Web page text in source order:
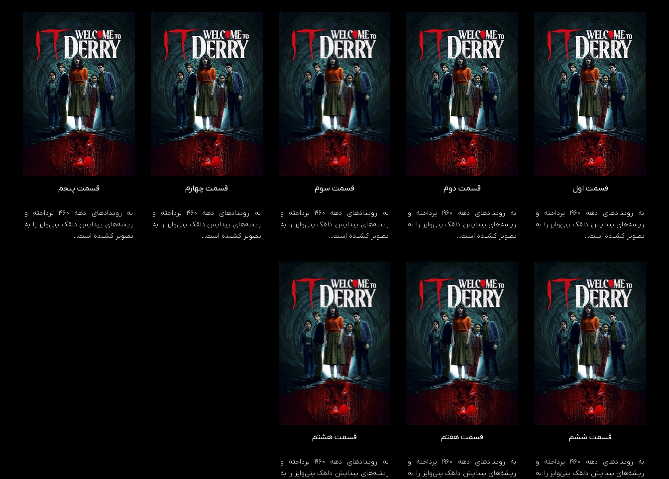
قسمت اول
به رویدادهای دهه 1960 پرداخته و
ریشه‌های پیدایش دلقک پنی‌وایز را به
تصویر کشیده است…
قسمت دوم
به رویدادهای دهه 1960 پرداخته و
ریشه‌های پیدایش دلقک پنی‌وایز را به
تصویر کشیده است…
قسمت سوم
به رویدادهای دهه 1960 پرداخته و
ریشه‌های پیدایش دلقک پنی‌وایز را به
تصویر کشیده است…
قسمت چهارم
به رویدادهای دهه 1960 پرداخته و
ریشه‌های پیدایش دلقک پنی‌وایز را به
تصویر کشیده است…
قسمت پنجم
به رویدادهای دهه 1960 پرداخته و
ریشه‌های پیدایش دلقک پنی‌وایز را به
تصویر کشیده است…
قسمت ششم
به رویدادهای دهه 1960 پرداخته و
ریشه‌های پیدایش دلقک پنی‌وایز را به
قسمت هفتم
به رویدادهای دهه 1960 پرداخته و
ریشه‌های پیدایش دلقک پنی‌وایز را به
قسمت هشتم
به رویدادهای دهه 1960 پرداخته و
ریشه‌های پیدایش دلقک پنی‌وایز را به